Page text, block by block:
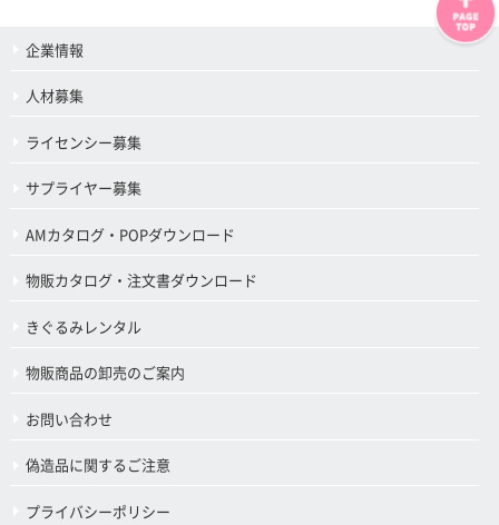
企業情報
人材募集
ライセンシー募集
サプライヤー募集
AMカタログ・POPダウンロード
物販カタログ・注文書ダウンロード
きぐるみレンタル
物販商品の卸売のご案内
お問い合わせ
偽造品に関するご注意
プライバシーポリシー